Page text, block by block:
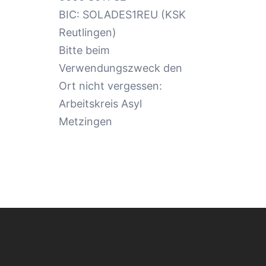
BIC: SOLADES1REU (KSK
Reutlingen)
Bitte beim
Verwendungszweck den
Ort nicht vergessen:
Arbeitskreis Asyl
Metzingen